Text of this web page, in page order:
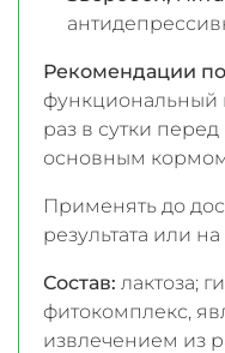
Рекомендации
функциональный
раз в сутки
основным кормом
Применять до
результата или
Состав: лактоза;
фитокомплекс,
извлечением из